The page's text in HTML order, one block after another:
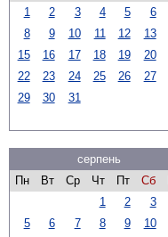
1
2 3 4 5 6
8
9 10 11 12 13
15
16 17 18 19 20
22
23 24 25 26 27
29
30 31
серпень
Пн
Вт Ср Чт Пт Сб
1
2 3
5
6 7 8 9 10